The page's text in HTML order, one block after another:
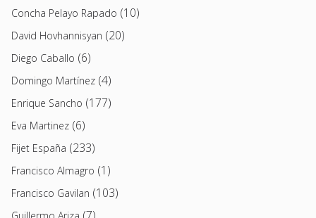
Concha Pelayo Rapado (10)
David Hovhannisyan (20)
Diego Caballo (6)
Domingo Martínez (4)
Enrique Sancho (177)
Eva Martinez (6)
Fijet España (233)
Francisco Almagro (1)
Francisco Gavilan (103)